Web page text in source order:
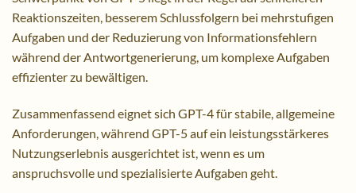
Reaktionszeiten, besserem Schlussfolgern bei mehrstufigen
Aufgaben und der Reduzierung von Informationsfehlern
während der Antwortgenerierung, um komplexe Aufgaben
effizienter zu bewältigen.
Zusammenfassend eignet sich GPT-4 für stabile, allgemeine
Anforderungen, während GPT-5 auf ein leistungsstärkeres
Nutzungserlebnis ausgerichtet ist, wenn es um
anspruchsvolle und spezialisierte Aufgaben geht.